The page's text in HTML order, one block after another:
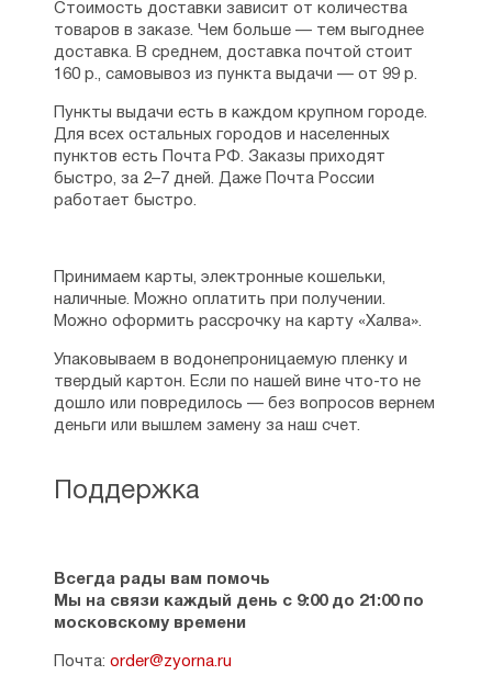
Поддержка
Всегда рады вам помочь
Мы на связи каждый день с 9:00 до 21:00 по
московскому времени
Почта: order@zyorna.ru
Стоимость доставки зависит от количества
товаров в заказе. Чем больше — тем выгоднее
доставка. В среднем, доставка почтой стоит
160 р., самовывоз из пункта выдачи — от 99 р.
Пункты выдачи есть в каждом крупном городе.
Для всех остальных городов и населенных
пунктов есть Почта РФ. Заказы приходят
быстро, за 2–7 дней. Даже Почта России
работает быстро.
Принимаем карты, электронные кошельки,
наличные. Можно оплатить при получении.
Можно оформить рассрочку на карту «Халва».
Упаковываем в водонепроницаемую пленку и
твердый картон. Если по нашей вине что-то не
дошло или повредилось — без вопросов вернем
деньги или вышлем замену за наш счет.